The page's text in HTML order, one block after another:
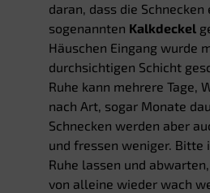
daran, dass die Schnecken
sogenannten Kalkdeckel
Häuschen Eingang wurde
durchsichtigen Schicht
Ruhe kann mehrere Tage,
nach Art, sogar Monate
Schnecken werden aber
und fressen weniger. Bitte
Ruhe lassen und
von alleine wieder wach